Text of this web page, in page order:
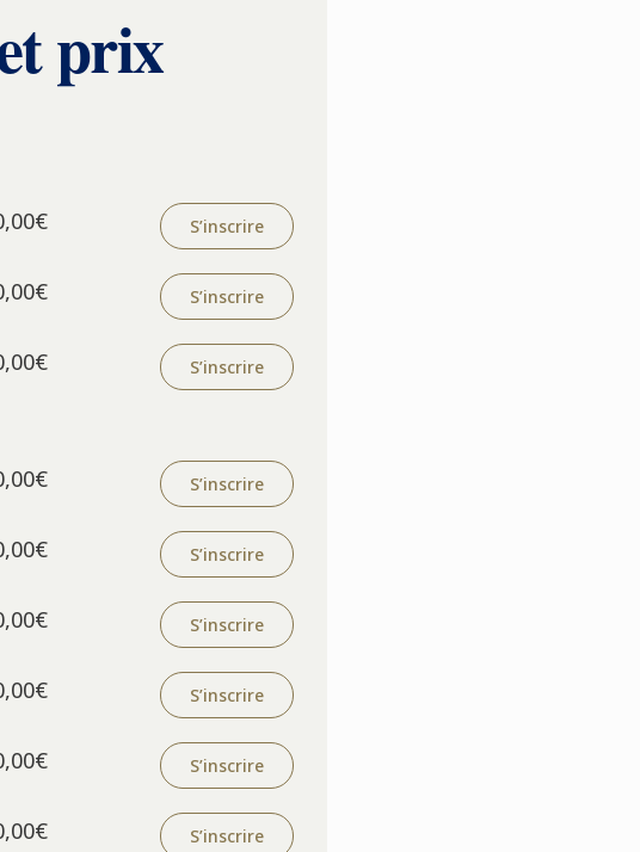
prix
S’inscrire
S’inscrire
S’inscrire
S’inscrire
S’inscrire
S’inscrire
S’inscrire
S’inscrire
S’inscrire